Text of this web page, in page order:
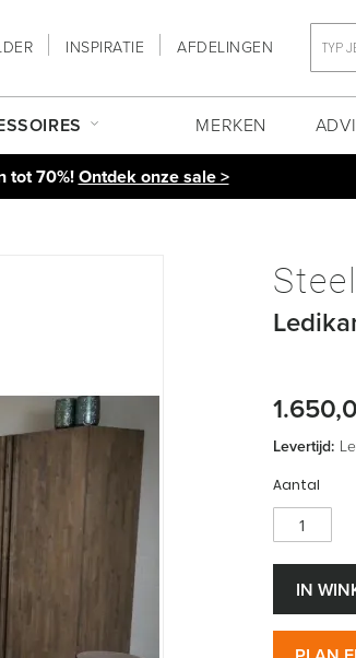
INSPIRATIE AFDELINGEN
MERKEN
tot 70%!Ontdek onze sale >
Levertijd:
Aantal
IN